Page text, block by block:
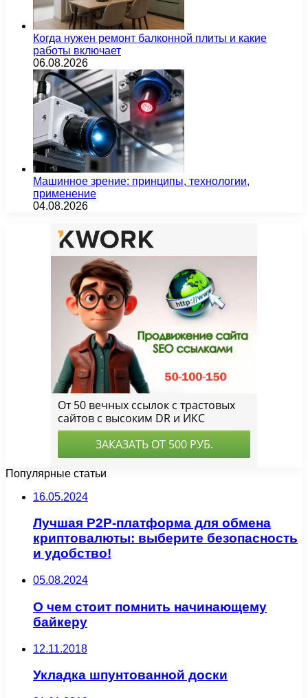
Когда нужен ремонт балконной плиты и какие
работы включает
06.08.2026
Машинное зрение: принципы, технологии,
применение
04.08.2026
Популярные статьи
16.05.2024
Лучшая P2P-платформа для обмена
криптовалюты: выберите безопасность
и удобство!
05.08.2024
О чем стоит помнить начинающему
байкеру
12.11.2018
Укладка шпунтованной доски